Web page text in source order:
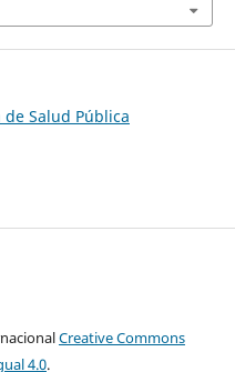
Salud Pública
Creative Commons
4.0.